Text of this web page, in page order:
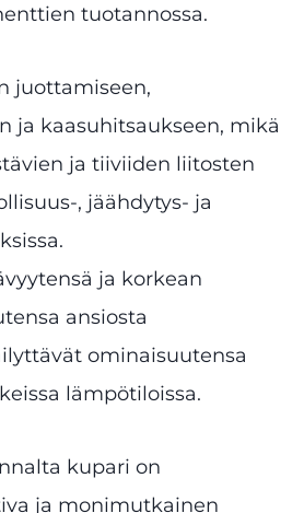
tuotannossa.
juottamiseen,
ja kaasuhitsaukseen, mikä
ja tiiviiden liitosten
, jäähdytys- ja
ja korkean
ansiosta
ominaisuutensa
lämpötiloissa.
kupari on
ja monimutkainen